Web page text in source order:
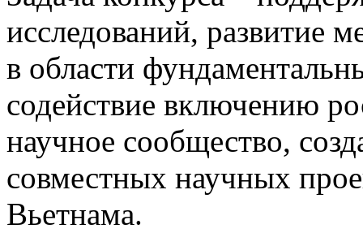
исследований, развитие
в области
содействие включению
научное сообщество,
совместных научных
Вьетнама.